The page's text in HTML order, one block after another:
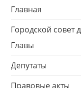
Главная
Городской совет
Главы
Депутаты
Правовые акты